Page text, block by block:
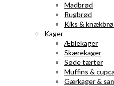
Madbrød
Rugbrød
Kiks &
Kager
Æblekager
Skærekager
Søde tærter
Muffins &
Gærkager &